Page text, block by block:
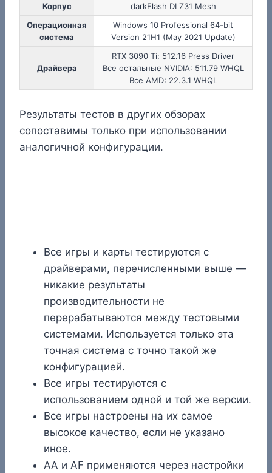
Корпус
darkFlash DLZ31 Mesh
Операционная
система
Windows 10 Professional 64-bit
Version 21H1 (May 2021 Update)
Драйвера
RTX 3090 Ti: 512.16 Press Driver
Все остальные NVIDIA: 511.79 WHQL
Все AMD: 22.3.1 WHQL
Результаты тестов в других обзорах
сопоставимы только при использовании
аналогичной конфигурации.
Все игры и карты тестируются с
драйверами, перечисленными выше —
никакие результаты
производительности не
перерабатываются между тестовыми
системами. Используется только эта
точная система с точно такой же
конфигурацией.
Все игры тестируются с
использованием одной и той же версии.
Все игры настроены на их самое
высокое качество, если не указано
иное.
AA и AF применяются через настройки